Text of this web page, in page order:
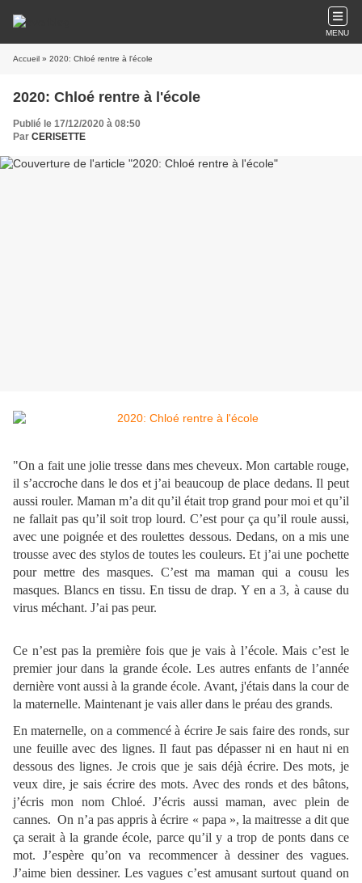
MENU
Accueil » 2020: Chloé rentre à l'école
2020: Chloé rentre à l'école
Publié le 17/12/2020 à 08:50
Par CERISETTE
"On a fait une jolie tresse dans mes cheveux. Mon cartable rouge,
il s’accroche dans le dos et j’ai beaucoup de place dedans. Il peut
aussi rouler. Maman m’a dit qu’il était trop grand pour moi et qu’il
ne fallait pas qu’il soit trop lourd. C’est pour ça qu’il roule aussi,
avec une poignée et des roulettes dessous. Dedans, on a mis une
trousse avec des stylos de toutes les couleurs. Et j’ai une pochette
pour mettre des masques. C’est ma maman qui a cousu les
masques. Blancs en tissu. En tissu de drap. Y en a 3, à cause du
virus méchant. J’ai pas peur.
Ce n’est pas la première fois que je vais à l’école. Mais c’est le
premier jour dans la grande école. Les autres enfants de l’année
dernière vont aussi à la grande école. Avant, j'étais dans la cour de
la maternelle. Maintenant je vais aller dans le préau des grands.
En maternelle, on a commencé à écrire Je sais faire des ronds, sur
une feuille avec des lignes. Il faut pas dépasser ni en haut ni en
dessous des lignes. Je crois que je sais déjà écrire. Des mots, je
veux dire, je sais écrire des mots. Avec des ronds et des bâtons,
j’écris mon nom Chloé. J’écris aussi maman, avec plein de
cannes. On n’a pas appris à écrire « papa », la maitresse a dit que
ça serait à la grande école, parce qu’il y a trop de ponts dans ce
mot. J’espère qu’on va recommencer à dessiner des vagues.
J’aime bien dessiner. Les vagues c’est amusant surtout quand on